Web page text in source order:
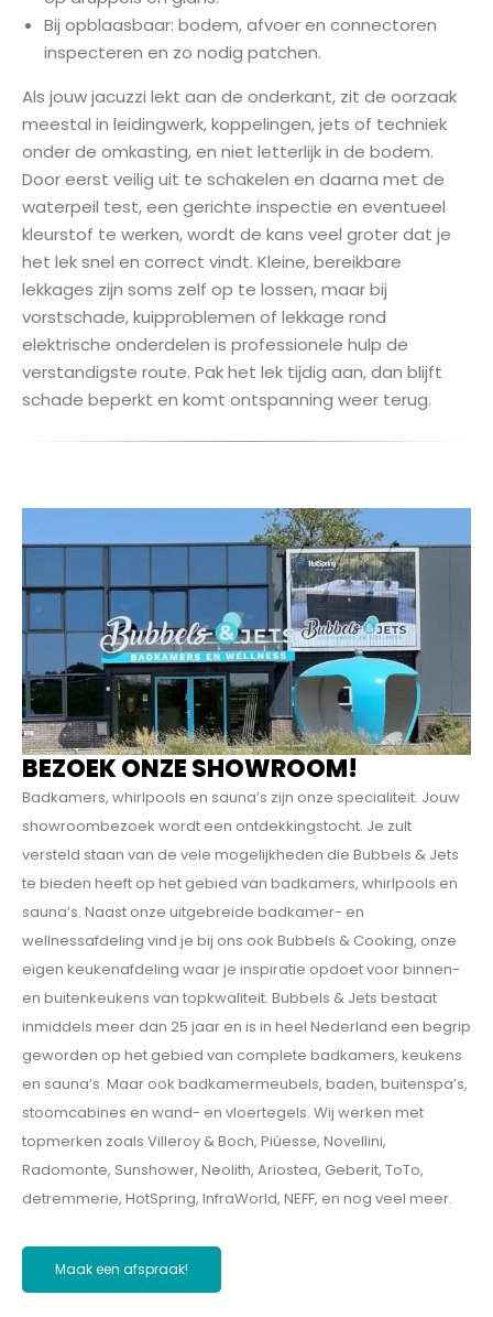
Bij opblaasbaar: bodem, afvoer en connectoren
inspecteren en zo nodig patchen.
Als jouw jacuzzi lekt aan de onderkant, zit de oorzaak
meestal in leidingwerk, koppelingen, jets of techniek
onder de omkasting, en niet letterlijk in de bodem.
Door eerst veilig uit te schakelen en daarna met de
waterpeil test, een gerichte inspectie en eventueel
kleurstof te werken, wordt de kans veel groter dat je
het lek snel en correct vindt. Kleine, bereikbare
lekkages zijn soms zelf op te lossen, maar bij
vorstschade, kuipproblemen of lekkage rond
elektrische onderdelen is professionele hulp de
verstandigste route. Pak het lek tijdig aan, dan blijft
schade beperkt en komt ontspanning weer terug.
BEZOEK ONZE SHOWROOM!
Badkamers, whirlpools en sauna’s zijn onze specialiteit. Jouw
showroombezoek wordt een ontdekkings­tocht. Je zult
versteld staan van de vele mogelijkheden die Bubbels & Jets
te bieden heeft op het gebied van badkamers, whirlpools en
sauna’s. Naast onze uitgebreide badkamer- en
wellnessafdeling vind je bij ons ook Bubbels & Cooking, onze
eigen keukenafdeling waar je inspiratie opdoet voor binnen-
en buitenkeukens van topkwaliteit. Bubbels & Jets bestaat
inmiddels meer dan 25 jaar en is in heel Nederland een begrip
geworden op het gebied van complete badkamers, keukens
en sauna’s. Maar ook badkamermeubels, baden, buitenspa’s,
stoomcabines en wand- en vloertegels. Wij werken met
topmerken zoals Villeroy & Boch, Piúesse, Novellini,
Radomonte, Sunshower, Neolith, Ariostea, Geberit, ToTo,
detremmerie, HotSpring, InfraWorld, NEFF, en nog veel meer.
Maak een afspraak!